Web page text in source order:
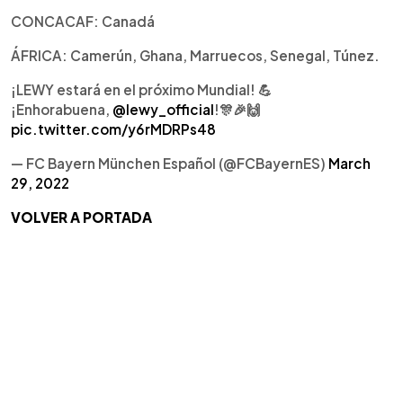
CONCACAF: Canadá
ÁFRICA: Camerún, Ghana, Marruecos, Senegal, Túnez.
¡LEWY estará en el próximo Mundial! 💪
¡Enhorabuena, @lewy_official!🎊🎉🙌
pic.twitter.com/y6rMDRPs48
— FC Bayern München Español (@FCBayernES) March
29, 2022
VOLVER A PORTADA